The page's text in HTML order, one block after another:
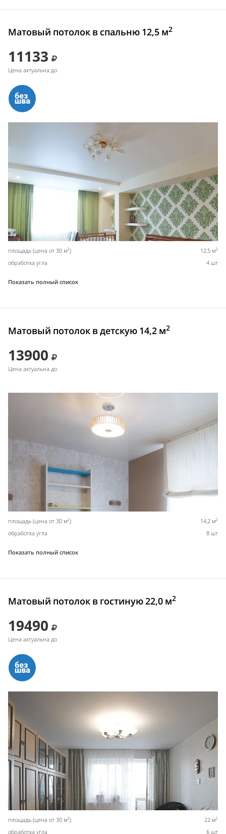
Матовый потолок в спальню 12,5 м2
11133
Цена актуальна до
площадь (цена от 30 м2) 12,5 м2
обработка угла 4 шт
Показать полный список
Матовый потолок в детскую 14,2 м2
13900
Цена актуальна до
площадь (цена от 30 м2) 14,2 м2
обработка угла 8 шт
Показать полный список
Матовый потолок в гостиную 22,0 м2
19490
Цена актуальна до
площадь (цена от 30 м2) 22 м2
обработка угла 6 шт